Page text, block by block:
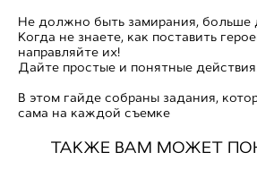
Не должно быть замирания, больше
Когда не знаете, как поставить
направляйте их!
Дайте простые и понятные
В этом гайде собраны задания,
сама на каждой съемке
ТАКЖЕ ВАМ МОЖЕТ